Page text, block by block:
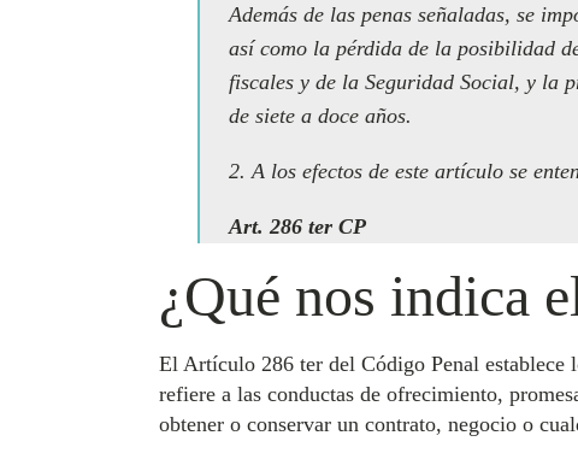
Además de las penas señaladas, se
así como la pérdida de la posibilidad
fiscales y de la Seguridad Social, y la
de siete a doce años.
2. A los efectos de este artículo se
Art. 286 ter CP
¿Qué nos indica
El Artículo 286 ter del Código Penal establece
refiere a las conductas de ofrecimiento,
obtener o conservar un contrato, negocio o